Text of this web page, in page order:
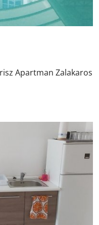
Apartman Zalakaros